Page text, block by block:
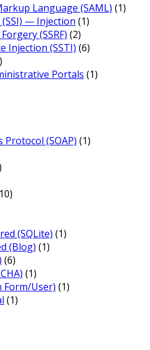
Language (SAML) (1)
(SSI) — Injection (1)
(SSRF) (2)
Injection (SSTI) (6)
Portals (1)
Protocol (SOAP) (1)
(SQLite) (1)
(Blog) (1)
(6)
(1)
Form/User) (1)
(1)